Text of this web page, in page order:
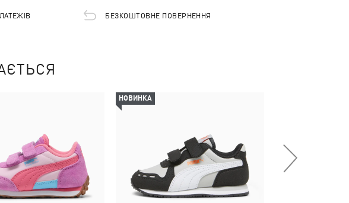
БЕЗКОШТОВНЕ ПОВЕРНЕННЯ
НОВИНКА